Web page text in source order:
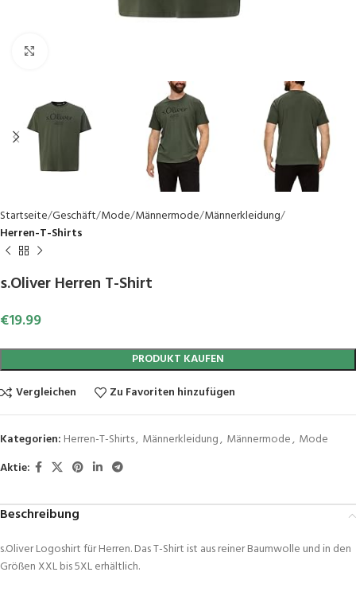
Startseite Geschäft Mode Männermode Männerkleidung
Herren-T-Shirts
s.Oliver Herren T-Shirt
€19.99
PRODUKT KAUFEN
Vergleichen
Zu Favoriten hinzufügen
Kategorien: Herren-T-Shirts, Männerkleidung, Männermode, Mode
Aktie:
Beschreibung
s.Oliver Logoshirt für Herren. Das T-Shirt ist aus reiner Baumwolle und in den
Größen XXL bis 5XL erhältlich.